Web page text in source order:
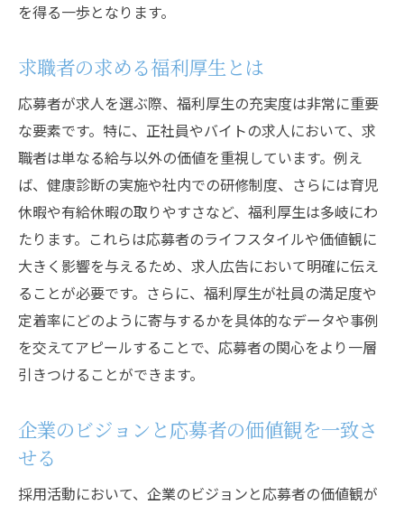
を得る一歩となります。
求職者の求める福利厚生とは
応募者が求人を選ぶ際、福利厚生の充実度は非常に重要
な要素です。特に、正社員やバイトの求人において、求
職者は単なる給与以外の価値を重視しています。例え
ば、健康診断の実施や社内での研修制度、さらには育児
休暇や有給休暇の取りやすさなど、福利厚生は多岐にわ
たります。これらは応募者のライフスタイルや価値観に
大きく影響を与えるため、求人広告において明確に伝え
ることが必要です。さらに、福利厚生が社員の満足度や
定着率にどのように寄与するかを具体的なデータや事例
を交えてアピールすることで、応募者の関心をより一層
引きつけることができます。
企業のビジョンと応募者の価値観を一致さ
せる
採用活動において、企業のビジョンと応募者の価値観が